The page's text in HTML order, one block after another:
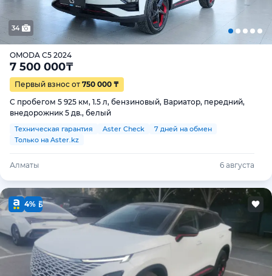
34
OMODA C5 2024
7 500 000₸
Первый взнос от 750 000 ₸
С пробегом 5 925 км, 1.5 л, бензиновый, Вариатор, передний,
внедорожник 5 дв., белый
Техническая гарантия Aster Check
7 дней на обмен
Только на Aster.kz
Алматы 6 августа
4%